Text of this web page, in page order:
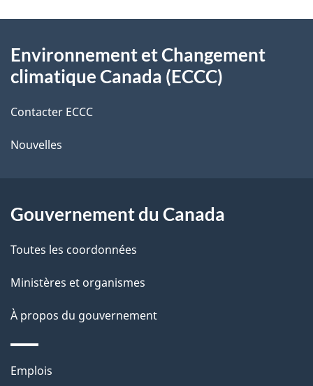
l
s
d
e
l
a
g
e
o
t
r
r
t
a
c
i
o
s
u
propos
ce
site
Environnement et Changement
climatique Canada (ECCC)
Contacter ECCC
Nouvelles
Gouvernement du Canada
Toutes les coordonnées
Ministères et organismes
À propos du gouvernement
Thèmes
Emplois